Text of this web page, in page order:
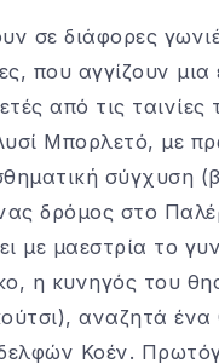
σε διάφορες
που αγγίζουν μια
από τις ταινίες
Μπορλετό, με
σύγχυση
δρόμος στο
με μαεστρία το
η κυνηγός του
αναζητά
Κοέν.